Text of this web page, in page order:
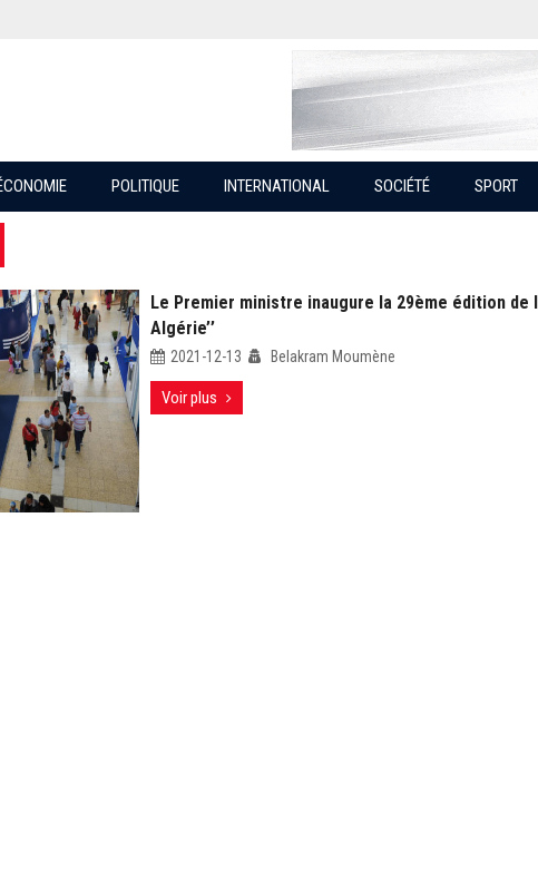
POLITIQUE INTERNATIONAL SOCIÉTÉ SPORT
Le Premier ministre inaugure la 29ème édition de
Algérie’’
2021-12-13 Belakram Moumène
Voir plus